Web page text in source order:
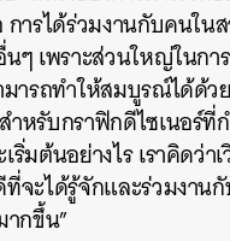
ารได้ร่วมงานกับคนใน
ๆ เพราะส่วนใหญ่ในกา
มารถทำให้สมบูรณ์ได้ด้
ำหรับกราฟิกดีไซเนอร์ที่
ริ่มต้นอย่างไร เราคิดว่า
จะได้รู้จักและร่วมงาน
ากขึ้น”
TWEET LINE